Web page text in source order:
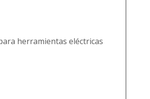
herramientas eléctricas